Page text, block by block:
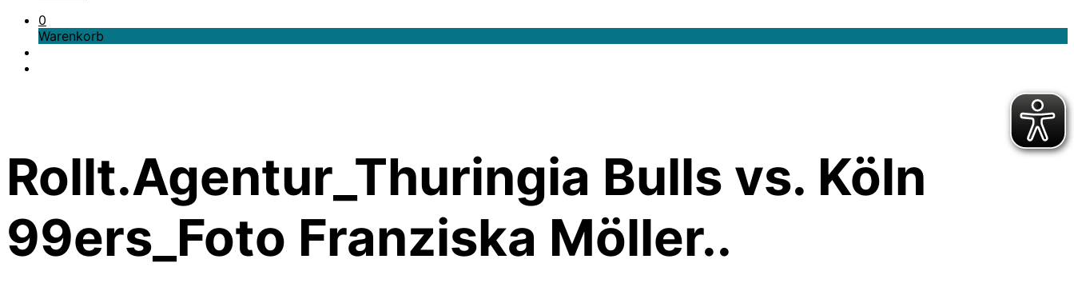
0
Warenkorb
Rollt.Agentur_Thuringia Bulls vs. Köln
99ers_Foto Franziska Möller..